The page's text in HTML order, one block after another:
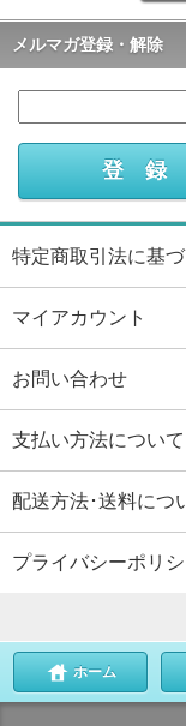
メルマガ登録・解除
特定商取引法に基
マイアカウント
お問い合わせ
支払い方法について
配送方法･送料につ
プライバシーポリ
ホーム